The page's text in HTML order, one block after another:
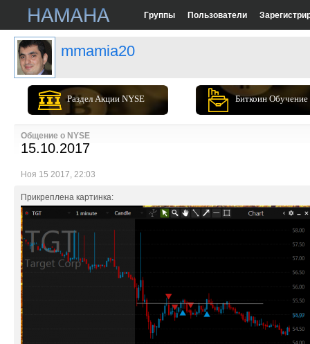
Группы Пользователи
mmamia20
Раздел Акции NYSE Биткоин Обучение
Общение о NYSE
15.10.2017
Ноя 15 2017, 22:03
Прикреплена картинка: